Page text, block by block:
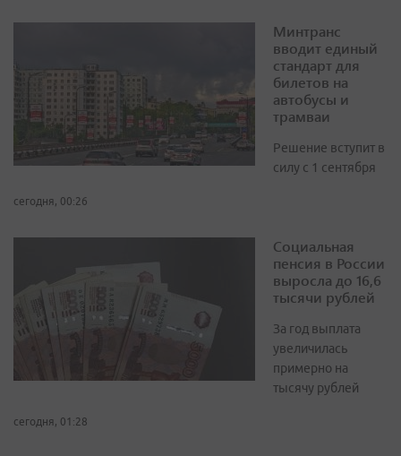
Минтранс
вводит единый
стандарт для
билетов на
автобусы и
трамваи
Решение вступит в
силу с 1 сентября
сегодня, 00:26
Социальная
пенсия в России
выросла до 16,6
тысячи рублей
За год выплата
увеличилась
примерно на
тысячу рублей
сегодня, 01:28